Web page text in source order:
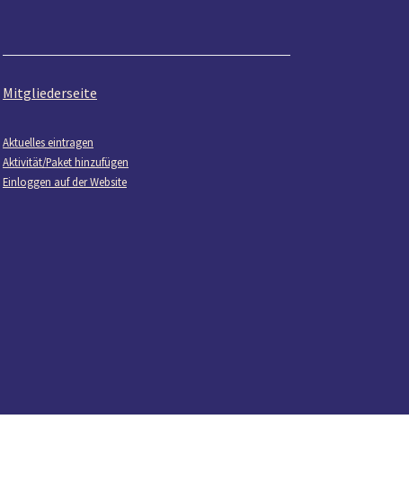
Mitgliederseite
Aktuelles eintragen
Aktivität/Paket hinzufügen
Einloggen auf der Website